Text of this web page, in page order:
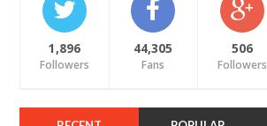
1,896
Followers
44,305
Fans
506
Followers